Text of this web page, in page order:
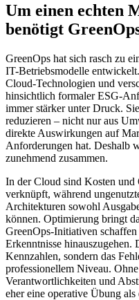
Um einen echten
benötigt
GreenOps hat sich rasch zu
IT-Betriebsmodelle
Cloud-Technologien und
hinsichtlich formaler ESG-
immer stärker unter Druck.
reduzieren – nicht nur aus
direkte Auswirkungen auf
Anforderungen hat. Deshalb
zunehmend zusammen.
In der Cloud sind Kosten und
verknüpft, während
Architekturen sowohl
können. Optimierung bringt
GreenOps-Initiativen
Erkenntnisse hinauszugehen.
Kennzahlen, sondern das
professionellem Niveau.
Verantwortlichkeiten und
eher eine operative Übung